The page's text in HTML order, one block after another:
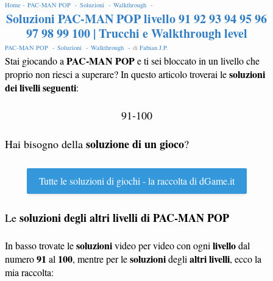
Home - PAC-MAN POP - Soluzioni - Walkthrough -
Soluzioni PAC-MAN POP livello 91 92 93 94 95 96
97 98 99 100 | Trucchi e Walkthrough level
PAC-MAN POP - Soluzioni - Walkthrough - di Fabian J.P.
Stai giocando a PAC-MAN POPe ti sei bloccato in un livello che
proprio non riesci a superare? In questo articolo troverai lesoluzioni
dei livelli seguenti:
91-100
Hai bisogno della soluzione di un gioco?
Tutte le soluzioni di giochi - la raccolta di dGame.it
Le soluzioni degli altri livelli di PAC-MAN POP
In basso trovate lesoluzionivideo per video con ogni livellodal
numero91 al 100, mentre per lesoluzionidegli altri livelli, ecco la
mia raccolta: